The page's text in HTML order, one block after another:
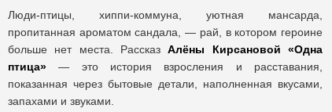
Люди-птицы, хиппи-коммуна, уютная мансарда,
пропитанная ароматом сандала, — рай, в котором героине
больше нет места. РассказАлёны Кирсановой «Одна
птица» — это история взросления и расставания,
показанная через бытовые детали, наполненная вкусами,
запахами и звуками.